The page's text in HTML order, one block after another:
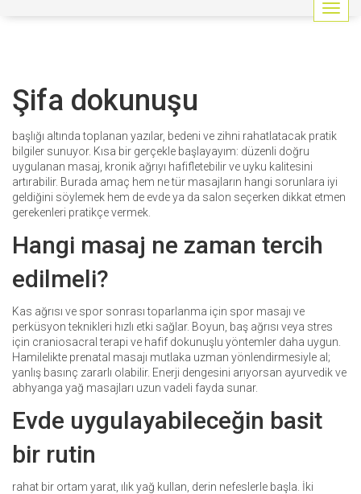
G
e
i
/
k
Şifa dokunuşu
başlığı altında toplanan yazılar, bedeni ve zihni rahatlatacak pratik
bilgiler sunuyor. Kısa bir gerçekle başlayayım: düzenli doğru
uygulanan masaj, kronik ağrıyı hafifletebilir ve uyku kalitesini
artırabilir. Burada amaç hem ne tür masajların hangi sorunlara iyi
geldiğini söylemek hem de evde ya da salon seçerken dikkat etmen
gerekenleri pratikçe vermek.
Hangi masaj ne zaman tercih
edilmeli?
Kas ağrısı ve spor sonrası toparlanma için spor masajı ve
perküsyon teknikleri hızlı etki sağlar. Boyun, baş ağrısı veya stres
için craniosacral terapi ve hafif dokunuşlu yöntemler daha uygun.
Hamilelikte prenatal masajı mutlaka uzman yönlendirmesiyle al;
yanlış basınç zararlı olabilir. Enerji dengesini arıyorsan ayurvedik ve
abhyanga yağ masajları uzun vadeli fayda sunar.
Evde uygulayabileceğin basit
bir rutin
rahat bir ortam yarat, ılık yağ kullan, derin nefeslerle başla. İki